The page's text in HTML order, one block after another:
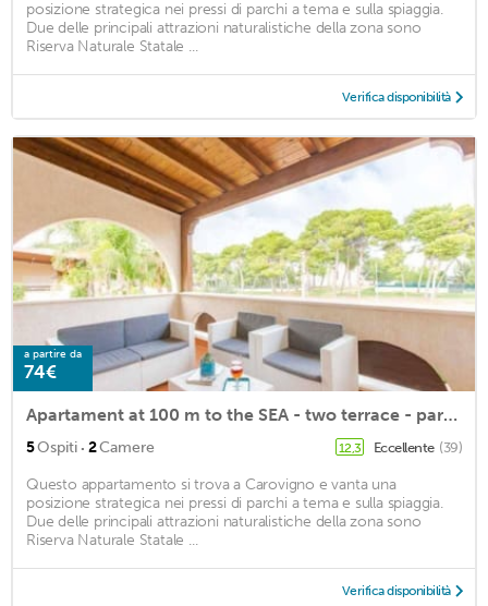
posizione strategica nei pressi di parchi a tema e sulla spiaggia.
Due delle principali attrazioni naturalistiche della zona sono
Riserva Naturale Statale ...
Verifica disponibilità
a partire da
74€
Apartament at 100 m to the SEA - two terrace - parking - air conditioner
5Ospiti · 2Camere 12,3 Eccellente (39)
Questo appartamento si trova a Carovigno e vanta una
posizione strategica nei pressi di parchi a tema e sulla spiaggia.
Due delle principali attrazioni naturalistiche della zona sono
Riserva Naturale Statale ...
Verifica disponibilità